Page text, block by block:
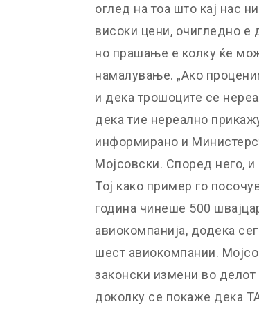
оглед на тоа што кај нас
високи цени, очигледно е
но прашање е колку ќе
намалување. „Ако
и дека трошоците се
дека тие нереално
информирано и
Мојсовски. Според него, и
Тој како пример го
година чинеше 500
авиокомпанија, додека
шест авиокомпании.
законски измени во делот
доколку се покаже дека